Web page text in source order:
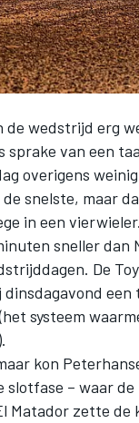
wedstrijd erg
sprake van een
overigens
snelste, maar
in een vierwieler.
sneller
De
dinsdagavond
systeem
kon
– waar
Matador zette de